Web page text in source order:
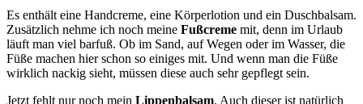
Es enthält eine Handcreme, eine Körperlotion und ein Duschbalsam.
Zusätzlich nehme ich noch meine Fußcreme mit, denn im Urlaub
läuft man viel barfuß. Ob im Sand, auf Wegen oder im Wasser, die
Füße machen hier schon so einiges mit. Und wenn man die Füße
wirklich nackig sieht, müssen diese auch sehr gepflegt sein.
Jetzt fehlt nur noch mein Lippenbalsam. Auch dieser ist natürlich